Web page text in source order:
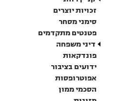
זכויות יוצרים
סימני מסחר
פטנטים מתקדמים
דיני משפחה
פונדקאות
ידועים בציבור
אפוטרופסות
הסכמי ממון